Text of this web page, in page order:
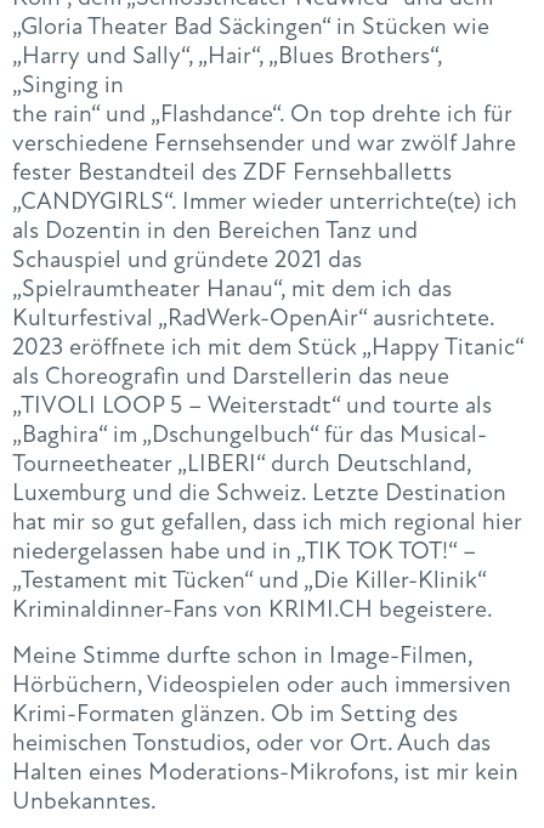
„Gloria Theater Bad Säckingen“ in Stücken wie
„Harry und Sally“, „Hair“, „Blues Brothers“,
„Singing in
the rain“ und „Flashdance“. On top drehte ich für
verschiedene Fernsehsender und war zwölf Jahre
fester Bestandteil des ZDF Fernsehballetts
„CANDYGIRLS“. Immer wieder unterrichte(te) ich
als Dozentin in den Bereichen Tanz und
Schauspiel und gründete 2021 das
„Spielraumtheater Hanau“, mit dem ich das
Kulturfestival „RadWerk-OpenAir“ ausrichtete.
2023 eröffnete ich mit dem Stück „Happy Titanic“
als Choreografin und Darstellerin das neue
„TIVOLI LOOP 5 – Weiterstadt“ und tourte als
„Baghira“ im „Dschungelbuch“ für das Musical-
Tourneetheater „LIBERI“ durch Deutschland,
Luxemburg und die Schweiz. Letzte Destination
hat mir so gut gefallen, dass ich mich regional hier
niedergelassen habe und in „TIK TOK TOT!“ –
„Testament mit Tücken“ und „Die Killer-Klinik“
Kriminaldinner-Fans von KRIMI.CH begeistere.
Meine Stimme durfte schon in Image-Filmen,
Hörbüchern, Videospielen oder auch immersiven
Krimi-Formaten glänzen. Ob im Setting des
heimischen Tonstudios, oder vor Ort. Auch das
Halten eines Moderations-Mikrofons, ist mir kein
Unbekanntes.